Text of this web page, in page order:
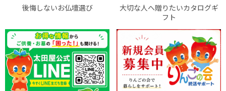
後悔しないお仏壇選び
大切な人へ贈りたいカタログギ
フト